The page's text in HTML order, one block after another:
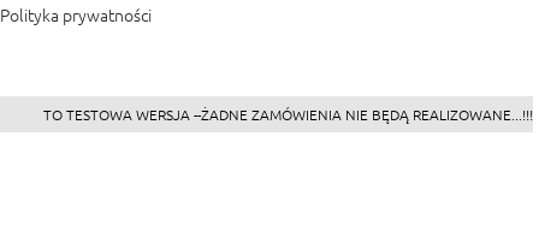
Polityka prywatności
TO TESTOWA WERSJA --ŻADNE ZAMÓWIENIA NIE BĘDĄ REALIZOWANE...!!!